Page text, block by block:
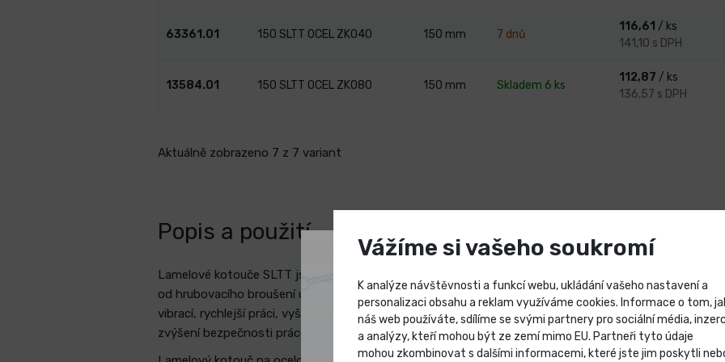
63361.01 150 SLTT OCEL ZK040 150 mm 7 dnů
116,61 / ks
141,10 s DPH
13584.01 150 SLTT OCEL ZK080 150 mm Skladem 6 ks
112,87 / ks
136,57 s DPH
Aktuálně zobrazeno 7 z 7 variant
Popis a použití - lamelové kotouče Lukas SLTT na ocel
Lamelové kotouče SLTT jsou vylepšenou alternativou hrubovacích kotoučů nebo konvenčních
od hrubovacího broušení umožňuje společností LUKAS patentovaný tvar lamel a jejich uspořádání o
vibrací, rychlejší práci, vyšší výkon a lepší povrchové výsledky. Plochá poloha lepených srpových
zvýšení bezpečnosti práce, ale také omezuje opotřebení nástroje.
Vážíme si vašeho soukromí
K analýze návštěvnosti a funkcí webu, ukládání vašeho nastavení a
personalizaci obsahu a reklam využíváme cookies. Informace o tom,
náš web používáte, sdílíme se svými partnery pro sociální média,
a analýzy, kteří mohou být ze zemí mimo EU. Partneři tyto údaje
mohou zkombinovat s dalšími informacemi, které jste jim poskytli
Výprodej skladových